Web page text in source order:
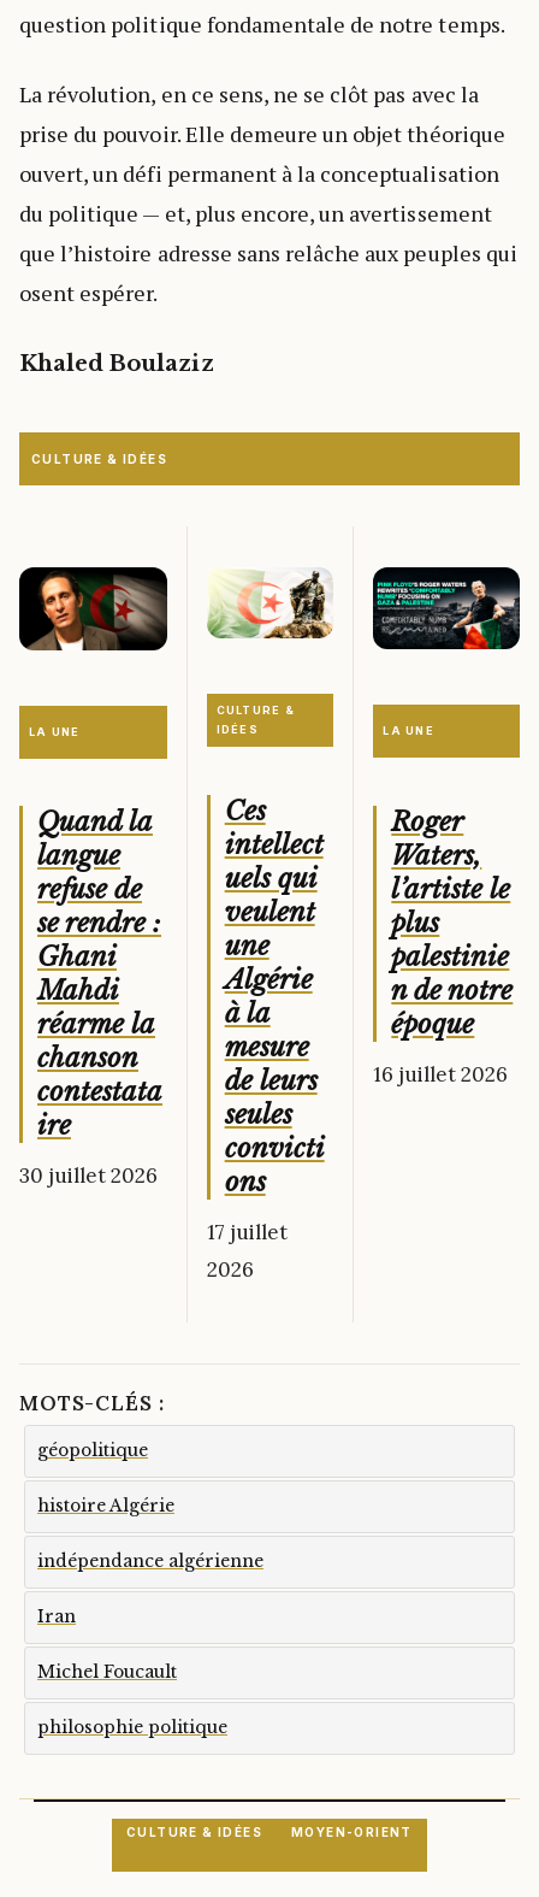
question politique fondamentale de notre temps.
La révolution, en ce sens, ne se clôt pas avec la
prise du pouvoir. Elle demeure un objet théorique
ouvert, un défi permanent à la conceptualisation
du politique — et, plus encore, un avertissement
que l’histoire adresse sans relâche aux peuples qui
osent espérer.
Khaled Boulaziz
CULTURE & IDÉES
LA UNE
Quand la
langue
refuse de
se rendre :
Ghani
Mahdi
réarme la
chanson
contestata
ire
30 juillet 2026
CULTURE &
IDÉES
Ces
intellect
uels qui
veulent
une
Algérie
à la
mesure
de leurs
seules
convicti
ons
17 juillet
2026
LA UNE
Roger
Waters,
l’artiste le
plus
palestinie
n de notre
époque
16 juillet 2026
MOTS-CLÉS :
géopolitique
histoire Algérie
indépendance algérienne
Iran
Michel Foucault
philosophie politique
CULTURE & IDÉES MOYEN-ORIENT